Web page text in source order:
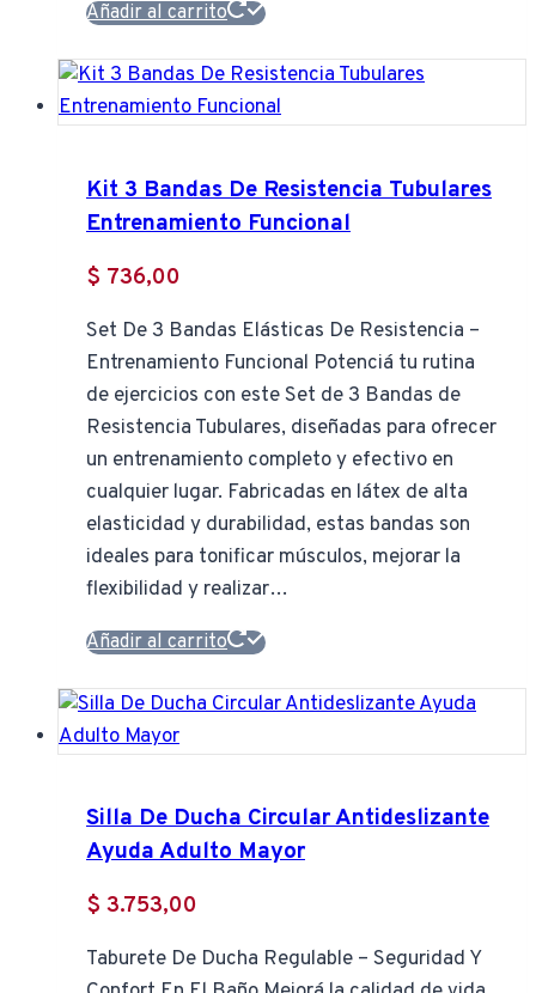
Añadir al carrito
Kit 3 Bandas De Resistencia Tubulares
Entrenamiento Funcional
$ 736,00
Set De 3 Bandas Elásticas De Resistencia –
Entrenamiento Funcional Potenciá tu rutina
de ejercicios con este Set de 3 Bandas de
Resistencia Tubulares, diseñadas para ofrecer
un entrenamiento completo y efectivo en
cualquier lugar. Fabricadas en látex de alta
elasticidad y durabilidad, estas bandas son
ideales para tonificar músculos, mejorar la
flexibilidad y realizar…
Añadir al carrito
Silla De Ducha Circular Antideslizante
Ayuda Adulto Mayor
$ 3.753,00
Taburete De Ducha Regulable – Seguridad Y